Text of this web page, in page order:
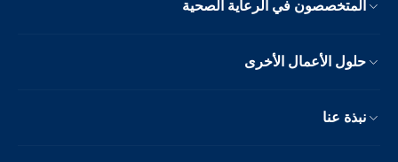
المتخصصون في الرعاية الصحية
حلول الأعمال الأخرى
نبذة عنا